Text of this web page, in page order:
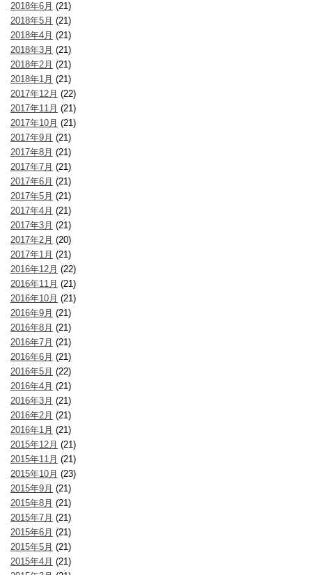
2018年6月 (21)
2018年5月 (21)
2018年4月 (21)
2018年3月 (21)
2018年2月 (21)
2018年1月 (21)
2017年12月 (22)
2017年11月 (21)
2017年10月 (21)
2017年9月 (21)
2017年8月 (21)
2017年7月 (21)
2017年6月 (21)
2017年5月 (21)
2017年4月 (21)
2017年3月 (21)
2017年2月 (20)
2017年1月 (21)
2016年12月 (22)
2016年11月 (21)
2016年10月 (21)
2016年9月 (21)
2016年8月 (21)
2016年7月 (21)
2016年6月 (21)
2016年5月 (22)
2016年4月 (21)
2016年3月 (21)
2016年2月 (21)
2016年1月 (21)
2015年12月 (21)
2015年11月 (21)
2015年10月 (23)
2015年9月 (21)
2015年8月 (21)
2015年7月 (21)
2015年6月 (21)
2015年5月 (21)
2015年4月 (21)